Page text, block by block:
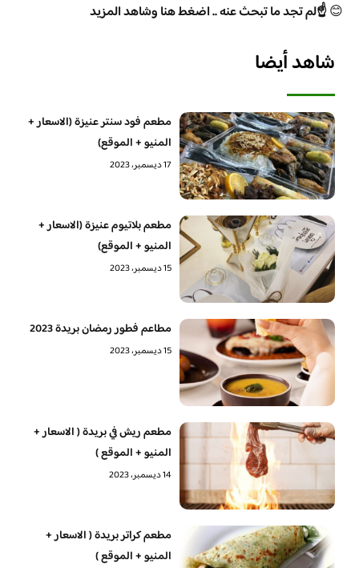
😊☝️لم تجد ما تبحث عنه .. اضغط هنا وشاهد المزيد
شاهد أيضا
مطعم فود سنتر عنيزة (الاسعار +
المنيو + الموقع)
17 ديسمبر، 2023
مطعم بلاتيوم عنيزة (الاسعار +
المنيو + الموقع)
15 ديسمبر، 2023
مطاعم فطور رمضان بريدة 2023
15 ديسمبر، 2023
مطعم ريش في بريدة ( الاسعار +
المنيو + الموقع )
14 ديسمبر، 2023
مطعم كراتر بريدة ( الاسعار +
المنيو + الموقع )